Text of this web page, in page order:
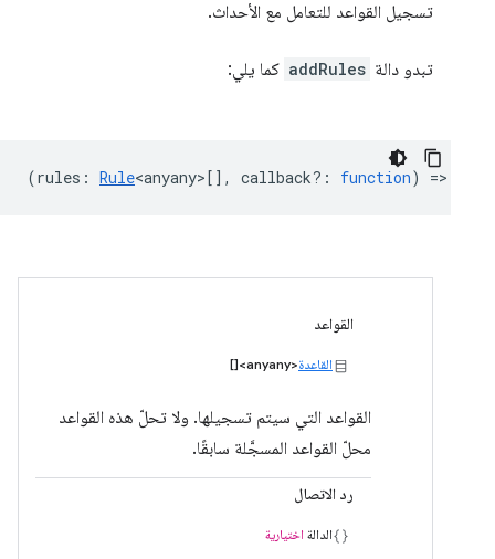
تسجيل القواعد للتعامل مع الأحداث.
تبدو دالة addRules كما يلي:
(rules : Rule<anyany> [], callback? : function) =>
القواعد
القاعدة<anyany>[]
القواعد التي سيتم تسجيلها. ولا تحلّ هذه القواعد
محلّ القواعد المسجَّلة سابقًا.
رد الاتصال
الدالة اختيارية